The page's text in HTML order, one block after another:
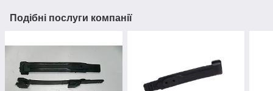
Подібні послуги компанії